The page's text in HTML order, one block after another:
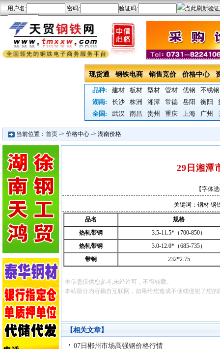
现货通 钢铁电商 销售竞价 价格中心
品种: 建材 板材 型材 管材 优钢
不锈钢
湖南:
长沙 株洲 湘潭 常德 岳阳 衡阳
全国:
武汉 南昌 贵州 重庆 上海 广州
当前位置： 首页 -> 价格中心 -> 湖南价格
29日湘潭
【字体
关键词：钢材 钢
品名
规格
热轧带钢
3.5-11.5*（700-850）
热轧带钢
3.0-12.0*（685-735）
带钢
232*2.75
本信息仅供您参考,未经许可，不得转载。
本站部分内容摘自互联网，如果给您造成不便或侵犯了您
【相关文章】